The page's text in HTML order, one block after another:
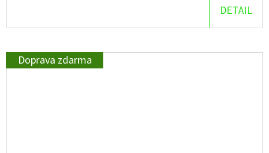
DETAIL
Doprava zdarma